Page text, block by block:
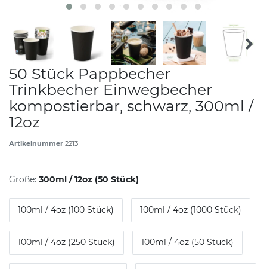
50 Stück Pappbecher
Trinkbecher Einwegbecher
kompostierbar, schwarz, 300ml /
12oz
Artikelnummer 2213
Größe: 300ml / 12oz (50 Stück)
100ml / 4oz (100 Stück) 100ml / 4oz (1000 Stück)
100ml / 4oz (250 Stück) 100ml / 4oz (50 Stück)